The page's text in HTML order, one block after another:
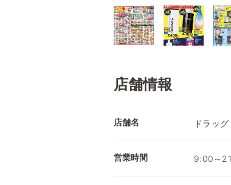
店舗情報
店舗名 ドラッ
営業時間 9:00～